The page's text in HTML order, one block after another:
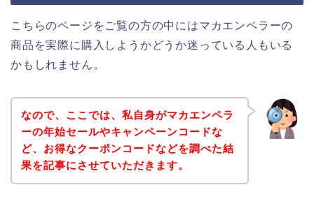
こちらのページをご覧の方の中にはマカエンペラーの
商品を実際に購入しようかどうか迷っている人もいる
かもしれません。
なので、ここでは、私自身がマカエンペラ
ーの年始セールやキャンペーンコードな
ど、お得なクーポンコードなどを調べた結
果を記事にさせていただきます。